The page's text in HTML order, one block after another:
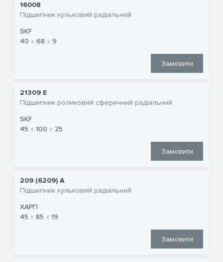
16008
Підшипник кульковий радіальний
SKF
40
68 9
Замовити
21309 E
Підшипник роликовий сферичний радіальний
SKF
45
100 25
Замовити
209 (6209) A
Підшипник кульковий радіальний
ХАРП
45
85 19
Замовити